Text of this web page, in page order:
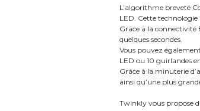
L’algorithme breveté
LED. Cette technologie
Grâce à la
quelques secondes.
Vous pouvez
LED ou 10 guirlandes
Grâce à la minuterie
ainsi qu’une plus
Twinkly vous propose